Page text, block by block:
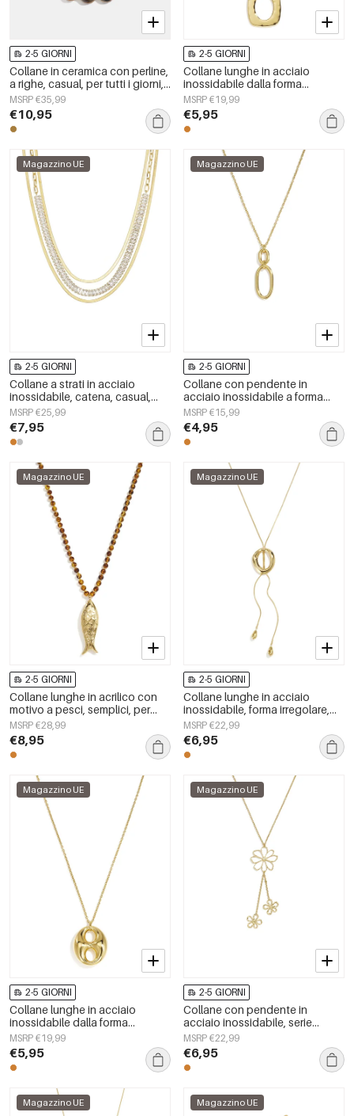
2-5 GIORNI
Collane in ceramica con perline,
a righe, casual, per tutti i giorni,
semplici, gioielli da donna
MSRP €35,99
€10,95
2-5 GIORNI
Collane lunghe in acciaio
inossidabile dalla forma
geometrica, semplici, della serie
Simple, perfette per tutti i giorni.
Gioielli da donna.
MSRP €19,99
€5,95
Magazzino UE
2-5 GIORNI
Collane a strati in acciaio
inossidabile, catena, casual,
quotidiane, semplici, serie da
donna, gioielli
MSRP €25,99
€7,95
Magazzino UE
2-5 GIORNI
Collane con pendente in
acciaio inossidabile a forma
ellittica, semplici, della serie
Simple Daily, gioielli da donna.
MSRP €15,99
€4,95
Magazzino UE
2-5 GIORNI
Collane lunghe in acrilico con
motivo a pesci, semplici, per
tutti i giorni, della serie Simple,
gioielli da donna.
MSRP €28,99
€8,95
Magazzino UE
2-5 GIORNI
Collane lunghe in acciaio
inossidabile, forma irregolare,
semplici, serie Simple Daily,
gioielli da donna
MSRP €22,99
€6,95
Magazzino UE
2-5 GIORNI
Collane lunghe in acciaio
inossidabile dalla forma
geometrica, semplici, della serie
Simple, perfette per tutti i giorni.
Gioielli da donna.
MSRP €19,99
€5,95
Magazzino UE
2-5 GIORNI
Collane con pendente in
acciaio inossidabile, serie
Flower Daily Simple, gioielli da
donna
MSRP €22,99
€6,95
Magazzino UE Magazzino UE